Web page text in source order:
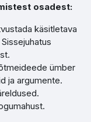
osadest:
käsitletava
ümber
ja argumente.